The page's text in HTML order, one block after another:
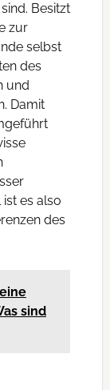
Besitzt
zur
selbst
des
und
Damit
es also
des
sind